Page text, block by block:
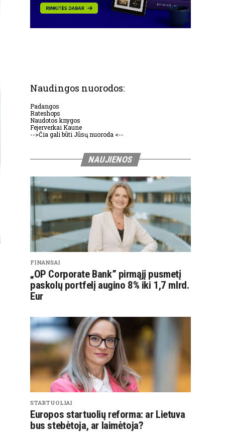
Naudingos nuorodos:
Padangos
Rateshops
Naudotos knygos
Fejerverkai Kaune
-->Čia gali būti Jūsų nuoroda <--
NAUJIENOS
FINANSAI
„OP Corporate Bank” pirmąjį pusmetį
paskolų portfelį augino 8% iki 1,7 mlrd.
Eur
STARTUOLIAI
Europos startuolių reforma: ar Lietuva
bus stebėtoja, ar laimėtoja?